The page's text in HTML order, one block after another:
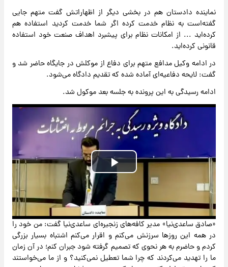
نماینده دادستان هم در بخشی دیگر از اظهاراتش گفت متهم جایی
گفته‌است به نظام خدمت کرده اگر شما خدمت کردید استفاده هم
کرده‌اید ... از امکانات نظام برای پیشبرد اهداف صنعت خود استفاده
قانونی کرده‌اید.
در ادامه وکیل مدافع متهم برای دفاع از موکلش در جایگاه حاضر شد و
گفت: لایحه دفاعیه‌ای آماده شده که تقدیم دادگاه می‌شود.
ادامه رسیدگی به این پرونده به جلسه بعد موکول شد.
Play
Video
«صادق ساعدی‌نیا» مدیر کافه‌های زنجیره‌ای ساعدی‌نیا گفت: من خود را
در همه این روزها سرزنش می‌کنم و اقرار می‌کنم اشتباه بسیار بزرگی
کردم و حاضرم به هر نحوی که تصمیم گرفته شود جبران کنم؛ در آن زمان
ما را تهدید می‌کردند که چرا شما تعطیل نمی‌کنید؟ و از ما می‌خواستند